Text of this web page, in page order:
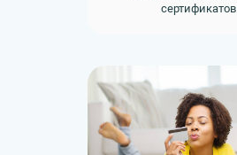
сертификатов